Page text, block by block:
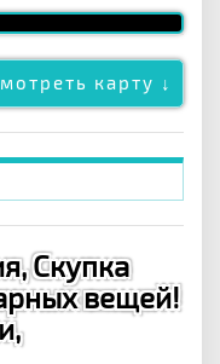
карту ↓
Скупка
вещей!